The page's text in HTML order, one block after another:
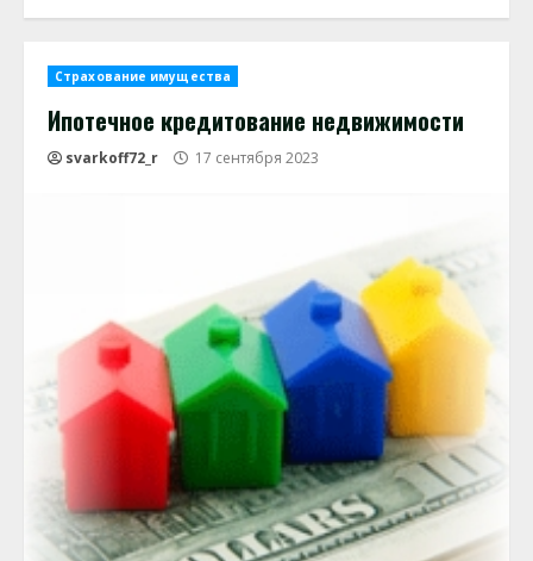
Страхование имущества
Ипотечное кредитование недвижимости
svarkoff72_r 17 сентября 2023